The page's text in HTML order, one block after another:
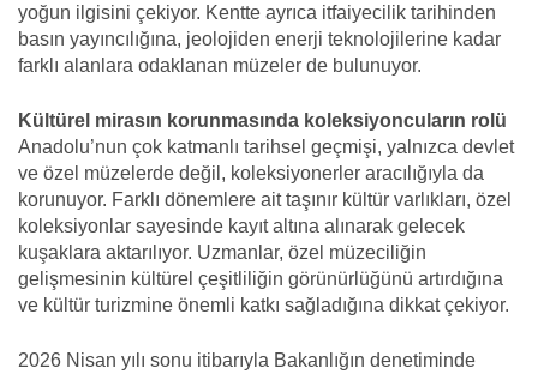
yoğun ilgisini çekiyor. Kentte ayrıca itfaiyecilik tarihinden
basın yayıncılığına, jeolojiden enerji teknolojilerine kadar
farklı alanlara odaklanan müzeler de bulunuyor.
Kültürel mirasın korunmasında koleksiyoncuların rolü
Anadolu’nun çok katmanlı tarihsel geçmişi, yalnızca devlet
ve özel müzelerde değil, koleksiyonerler aracılığıyla da
korunuyor. Farklı dönemlere ait taşınır kültür varlıkları, özel
koleksiyonlar sayesinde kayıt altına alınarak gelecek
kuşaklara aktarılıyor. Uzmanlar, özel müzeciliğin
gelişmesinin kültürel çeşitliliğin görünürlüğünü artırdığına
ve kültür turizmine önemli katkı sağladığına dikkat çekiyor.
2026 Nisan yılı sonu itibarıyla Bakanlığın denetiminde